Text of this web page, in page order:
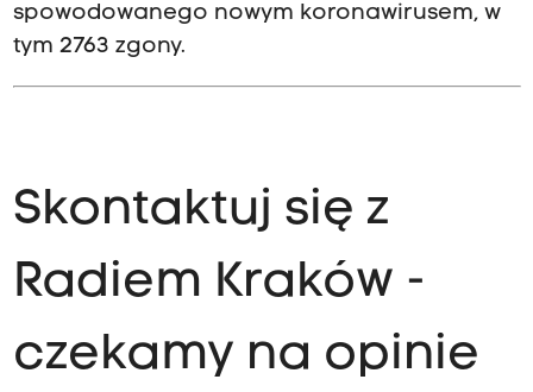
spowodowanego nowym koronawirusem, w
tym 2763 zgony.
Skontaktuj się z
Radiem Kraków -
czekamy na opinie